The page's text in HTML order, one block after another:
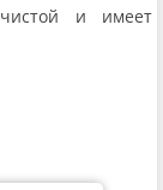
чистой и имеет